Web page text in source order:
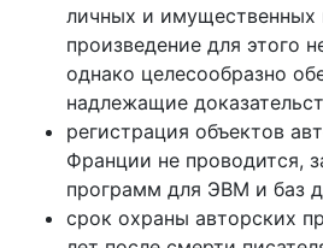
личных и имущественных
произведение для этого
однако целесообразно
надлежащие
регистрация объектов
Франции не проводится,
программ для ЭВМ и баз
срок охраны авторских